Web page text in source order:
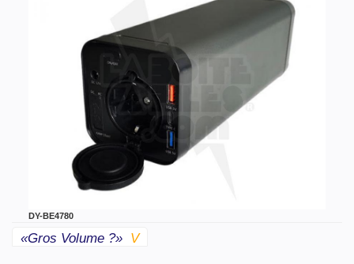
DY-BE4780
«gros Volume ?» V